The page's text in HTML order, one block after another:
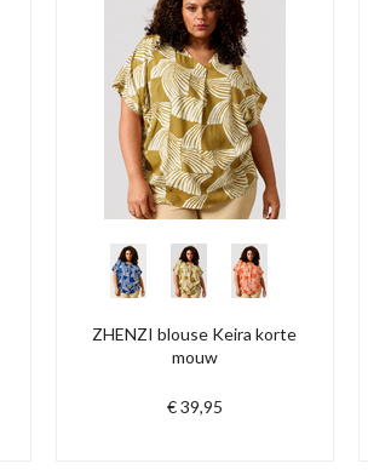
ZHENZI blouse Keira korte
mouw
€ 39,95